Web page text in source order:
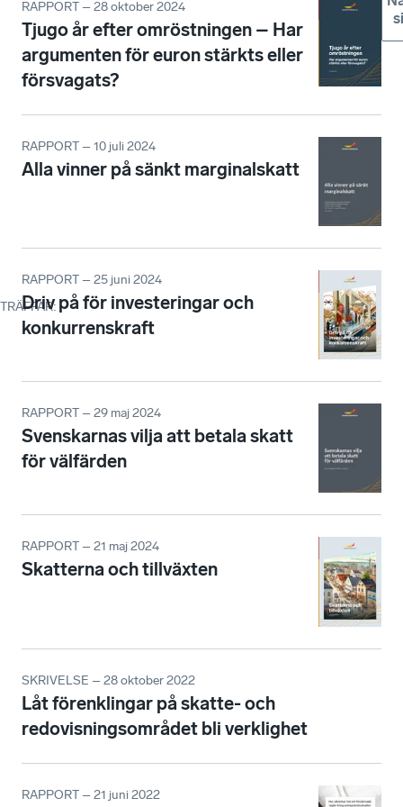
TRÄFFAR:
RAPPORT – 28 oktober 2024
Tjugo år efter omröstningen – Har
argumenten för euron stärkts eller
försvagats?
RAPPORT – 10 juli 2024
Alla vinner på sänkt marginalskatt
RAPPORT – 25 juni 2024
Driv på för investeringar och
konkurrenskraft
RAPPORT – 29 maj 2024
Svenskarnas vilja att betala skatt
för välfärden
RAPPORT – 21 maj 2024
Skatterna och tillväxten
SKRIVELSE – 28 oktober 2022
Låt förenklingar på skatte- och
redovisningsområdet bli verklighet
RAPPORT – 21 juni 2022